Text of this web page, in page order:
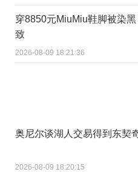
穿8850元MiuMiu鞋脚被染
致
2026-08-09 18:21:36
奥尼尔谈湖人交易得到东契
2026-08-09 18:20:15